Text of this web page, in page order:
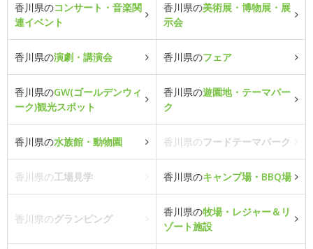
香川県のコンサート・音楽関
連イベント
香川県の美術展・博物展・展
示会
香川県の演劇・講演会 香川県のフェア
香川県のGW(ゴールデンウィ
ーク)観光スポット
香川県の遊園地・テーマパー
ク
香川県の水族館・動物園 香川県のフードテーマパーク
香川県の工場見学 香川県のキャンプ場・BBQ場
香川県のグランピング
香川県の牧場・レジャー＆リ
ゾート施設